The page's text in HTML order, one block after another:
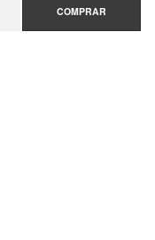
COMPRAR